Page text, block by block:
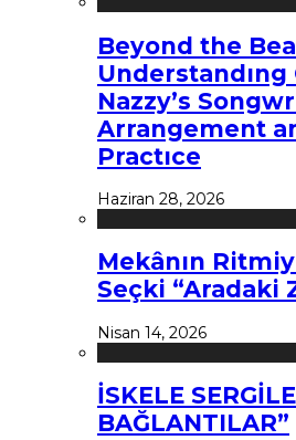
Beyond the
Understandıng
Nazzy’s
Arrangement
Practıce
Haziran 28, 2026
Mekânın
Seçki “Aradaki
Nisan 14, 2026
İSKELE
BAĞLANTILAR”